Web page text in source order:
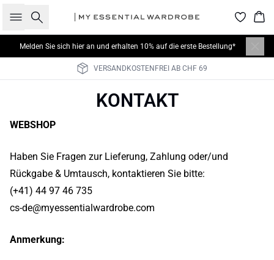
Suche
Melden Sie sich hier an und erhalten 10% auf die erste Bestellung*
VERSANDKOSTENFREI AB CHF 69
KONTAKT
WEBSHOP
Haben Sie Fragen zur Lieferung, Zahlung oder/und
Rückgabe & Umtausch, kontaktieren Sie bitte:
(+41) 44 97 46 735
cs-de@myessentialwardrobe.com
Anmerkung: